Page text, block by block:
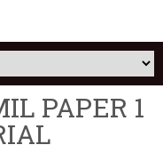
PAPER 1